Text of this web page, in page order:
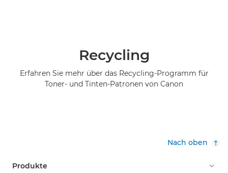
Recycling
Erfahren Sie mehr über das Recycling-Programm für
Toner- und Tinten-Patronen von Canon
Nach oben
Produkte